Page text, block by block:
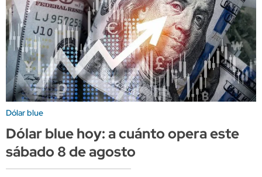
Dólar blue
Dólar blue hoy: a cuánto opera este
sábado 8 de agosto